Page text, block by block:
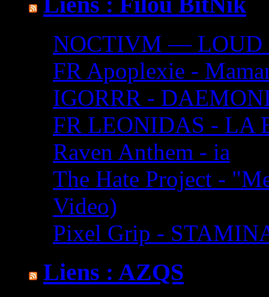
NOCTIVM — LOUD
FR Apoplexie -
IGORRR -
FR LEONIDAS - LA
Raven Anthem - ia
The Hate Project -
Video)
Pixel Grip -
Liens : AZQS